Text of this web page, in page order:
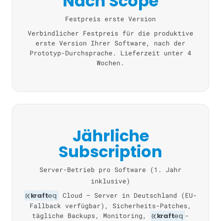
Festpreis erste Version
Verbindlicher Festpreis für die produktive
erste Version Ihrer Software, nach der
Prototyp-Durchsprache. Lieferzeit unter 4
Wochen.
Jährliche
Subscription
Server-Betrieb pro Software (1. Jahr
inklusive)
krafteq
Cloud — Server in Deutschland (EU-
Fallback verfügbar), Sicherheits-Patches,
tägliche Backups, Monitoring,
krafteq -